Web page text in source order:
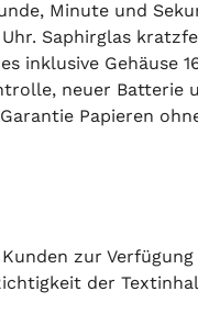
Minute und
Saphirglas
Gehäuse
neuer
Papieren
zur
der